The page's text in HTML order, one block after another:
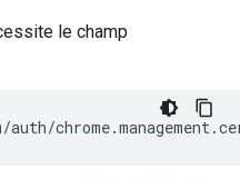
le champ